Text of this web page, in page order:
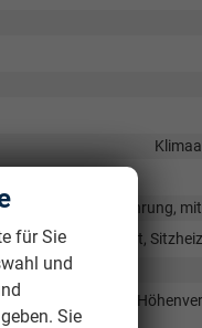
in Sportausführung,
hinten geteilt,
für Sie
und
Sie